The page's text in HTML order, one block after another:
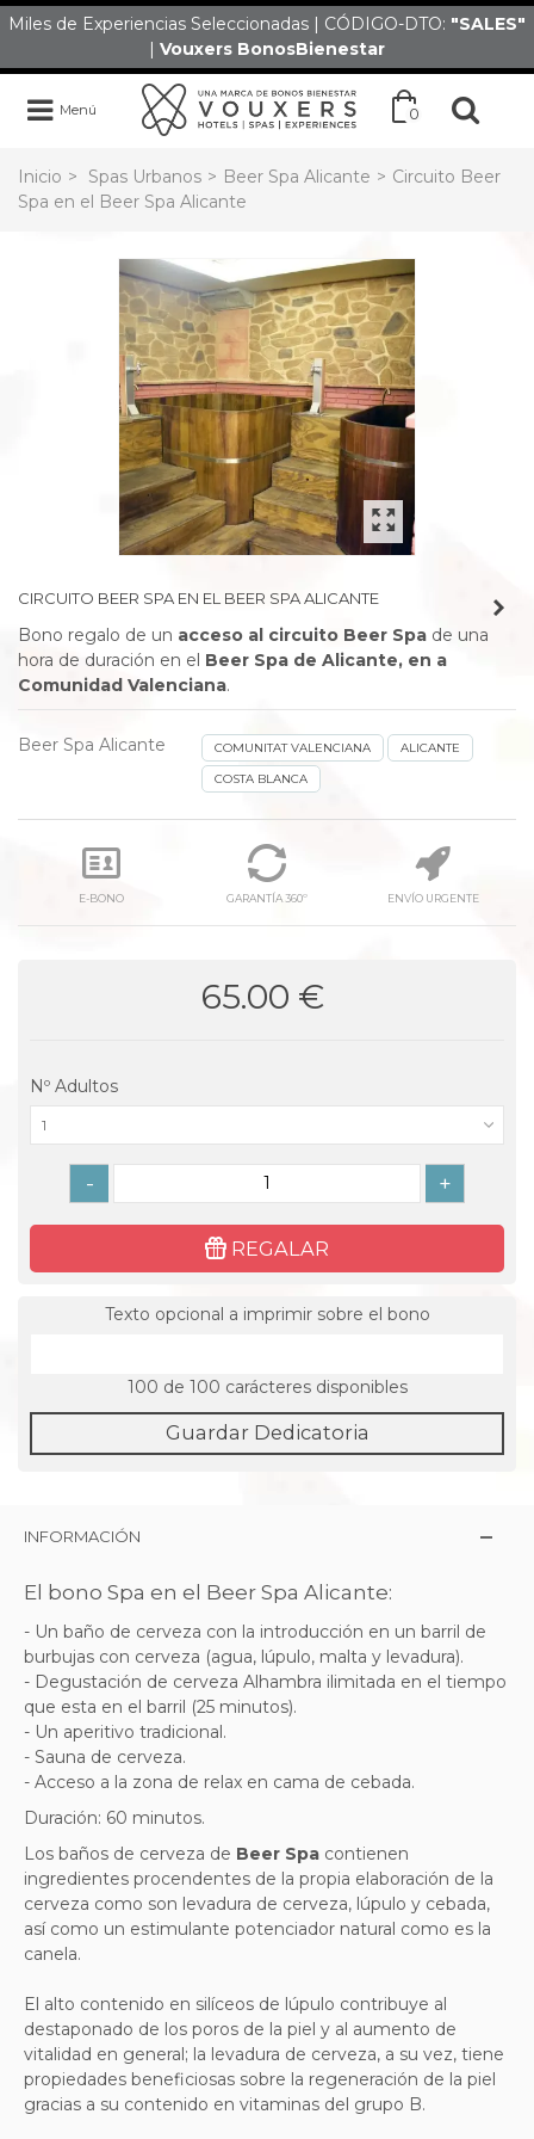
Miles de Experiencias Seleccionadas | CÓDIGO-DTO: "SALES"
| Vouxers BonosBienestar
Menú 0
Inicio > Spas Urbanos > Beer Spa Alicante > Circuito Beer
Spa en el Beer Spa Alicante
CIRCUITO BEER SPA EN EL BEER SPA ALICANTE
Bono regalo de un acceso al circuito Beer Spa de una
hora de duración en el Beer Spa de Alicante, en a
Comunidad Valenciana.
Beer Spa Alicante COMUNITAT VALENCIANA
ALICANTE
COSTA BLANCA
E-BONO GARANTÍA 360º ENVÍO URGENTE
65.00 €
Nº Adultos
1
- +
REGALAR
Texto opcional a imprimir sobre el bono
100 de 100 carácteres disponibles
Guardar Dedicatoria
INFORMACIÓN
El bono Spa en el Beer Spa Alicante:
- Un baño de cerveza con la introducción en un barril de
burbujas con cerveza (agua, lúpulo, malta y levadura).
- Degustación de cerveza Alhambra ilimitada en el tiempo
que esta en el barril (25 minutos).
- Un aperitivo tradicional.
- Sauna de cerveza.
- Acceso a la zona de relax en cama de cebada.
Duración: 60 minutos.
Los baños de cerveza de Beer Spa contienen
ingredientes procendentes de la propia elaboración de la
cerveza como son levadura de cerveza, lúpulo y cebada,
así como un estimulante potenciador natural como es la
canela.
El alto contenido en silíceos de lúpulo contribuye al
destaponado de los poros de la piel y al aumento de
vitalidad en general; la levadura de cerveza, a su vez, tiene
propiedades beneficiosas sobre la regeneración de la piel
gracias a su contenido en vitaminas del grupo B.